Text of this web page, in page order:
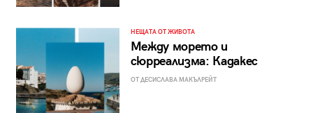
НЕЩАТА ОТ ЖИВОТА
Между морето и
сюрреализма: Кадакес
ОТ ДЕСИСЛАВА МАКЪЛРЕЙТ